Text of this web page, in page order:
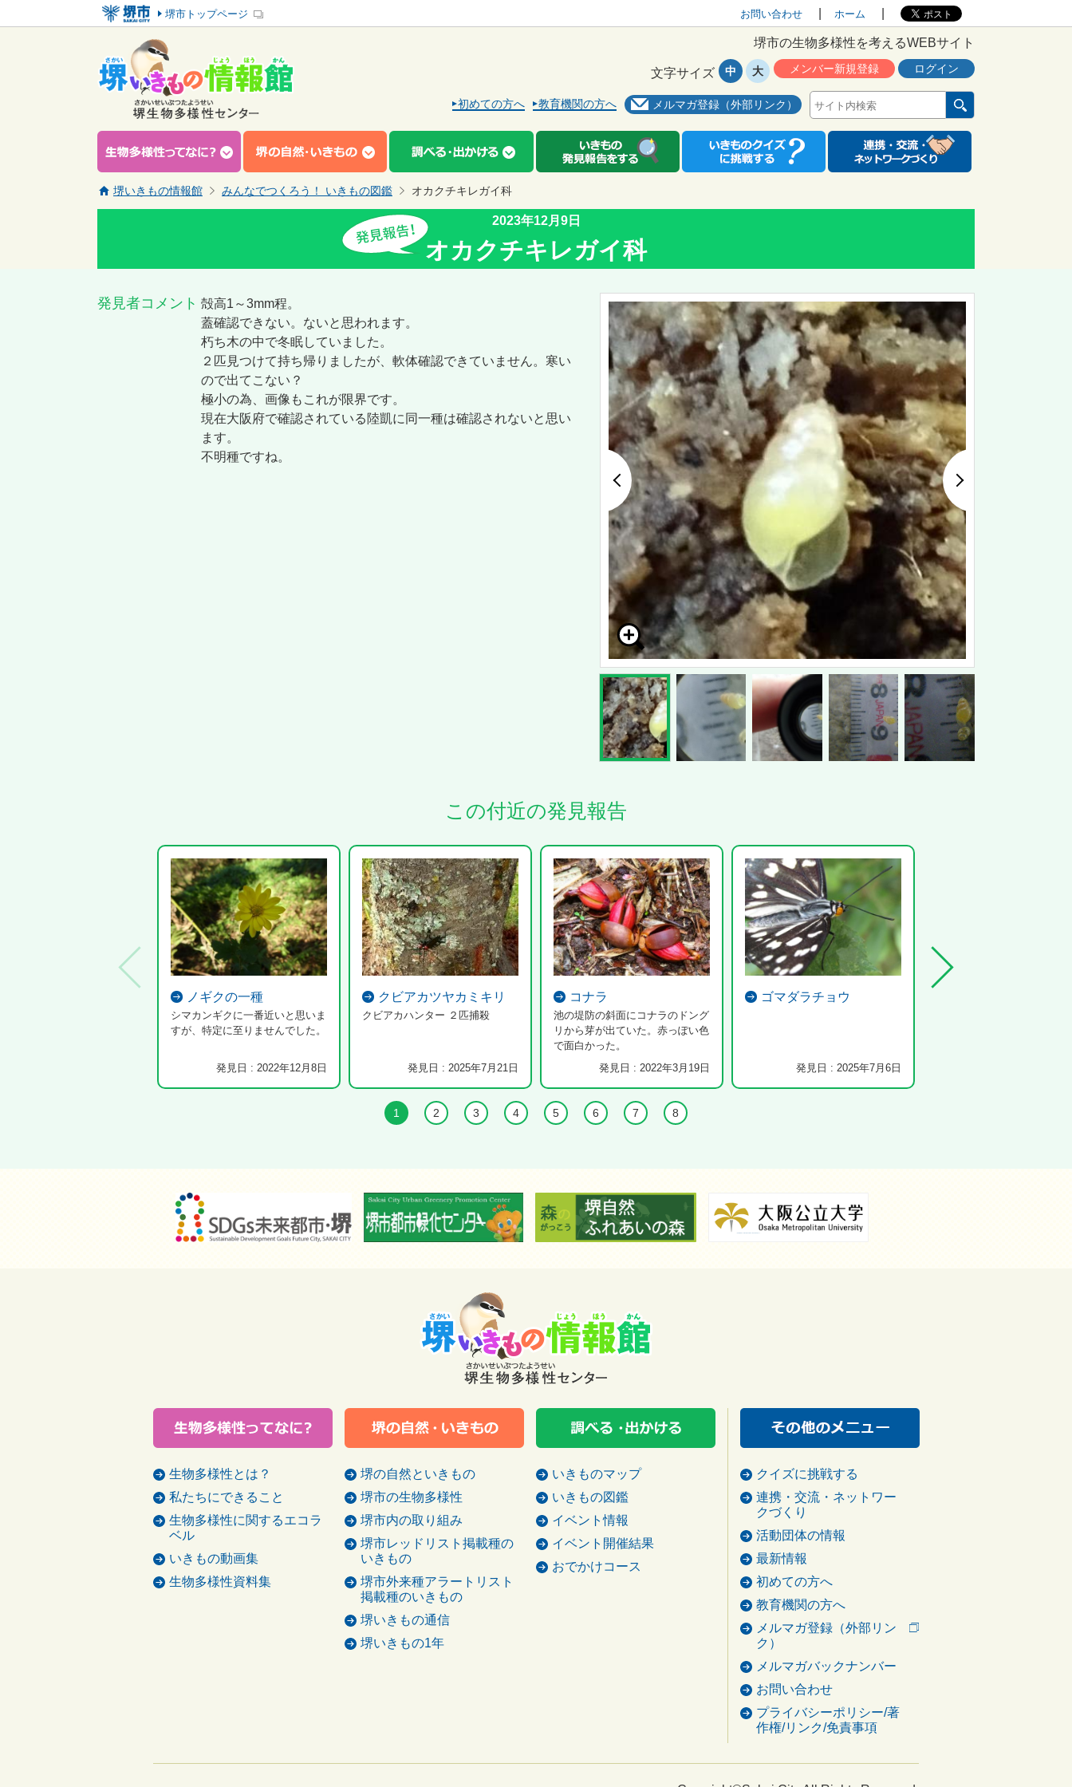
堺市トップページ お問い合わせ ホーム
堺市の生物多様性を考えるWEBサイト
初めての方へ 教育機関の方へ メルマガ登録（外部リンク）
メンバー新規登録 ログイン
文字サイズ 中 大
堺いきもの情報館 みんなでつくろう！ いきもの図鑑 オカクチキレガイ科
2023年12月9日
オカクチキレガイ科
発見者コメント 殻高1～3mm程。
蓋確認できない。ないと思われます。
朽ち木の中で冬眠していました。
２匹見つけて持ち帰りましたが、軟体確認できていません。寒い
ので出てこない？
極小の為、画像もこれが限界です。
現在大阪府で確認されている陸凱に同一種は確認されないと思い
ます。
不明種ですね。
この付近の発見報告
ノギクの一種
シマカンギクに一番近いと思いま
すが、特定に至りませんでした。
発見日 : 2022年12月8日
クビアカツヤカミキリ
クビアカハンター ２匹捕殺
発見日 : 2025年7月21日
コナラ
池の堤防の斜面にコナラのドング
リから芽が出ていた。赤っぽい色
で面白かった。
発見日 : 2022年3月19日
ゴマダラチョウ
発見日 : 2025年7月6日
1 2 3 4 5 6 7 8
生物多様性とは？
私たちにできること
生物多様性に関するエコラ
ベル
いきもの動画集
生物多様性資料集
堺の自然といきもの
堺市の生物多様性
堺市内の取り組み
堺市レッドリスト掲載種の
いきもの
堺市外来種アラートリスト
掲載種のいきもの
堺いきもの通信
堺いきもの1年
いきものマップ
いきもの図鑑
イベント情報
イベント開催結果
おでかけコース
クイズに挑戦する
連携・交流・ネットワー
クづくり
活動団体の情報
最新情報
初めての方へ
教育機関の方へ
メルマガ登録（外部リン
ク）
メルマガバックナンバー
お問い合わせ
プライバシーポリシー/著
作権/リンク/免責事項